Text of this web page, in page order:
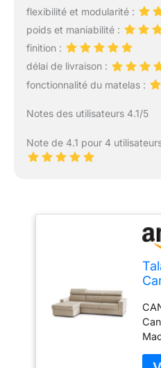
flexibilité et modularité :
poids et maniabilité :
finition :
délai de livraison :
fonctionnalité du matelas :
Notes des utilisateurs 4.1/5
Note de 4.1 pour 4